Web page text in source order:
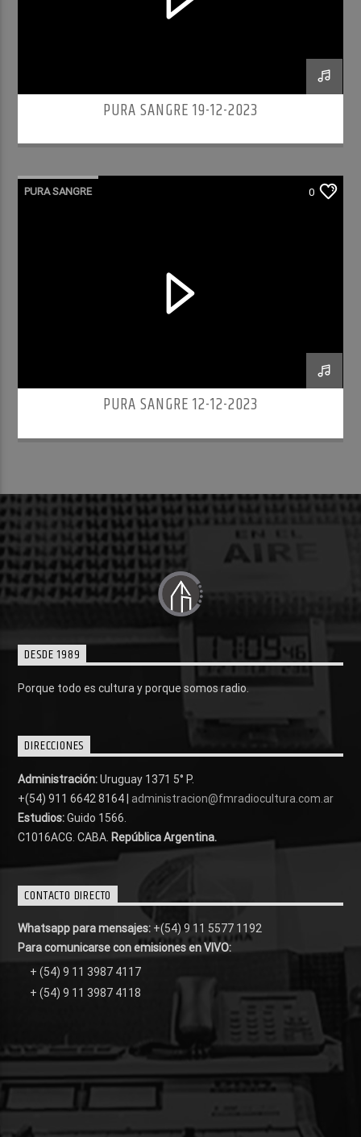
PURA SANGRE 19-12-2023
PURA SANGRE 0
PURA SANGRE 12-12-2023
DESDE 1989
Porque todo es cultura y porque somos radio.
DIRECCIONES
Administración:Uruguay 1371 5° P.
+(54) 911 6642 8164 | administracion@fmradiocultura.com.ar
Estudios:Guido 1566.
C1016ACG . CABA. República Argentina.
CONTACTO DIRECTO
Whatsapp para mensajes: +(54) 9 11 5577 1192
Para comunicarse con emisiones en VIVO:
+ (54) 9 11 3987 4117
+ (54) 9 11 3987 4118